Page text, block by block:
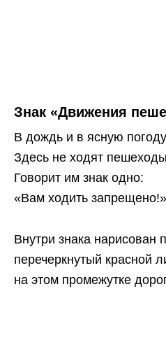
Знак «Движения
В дождь и в ясную погоду
Здесь не ходят
Говорит им знак одно:
«Вам ходить запрещено!»
Внутри знака нарисован
перечеркнутый красной
на этом промежутке